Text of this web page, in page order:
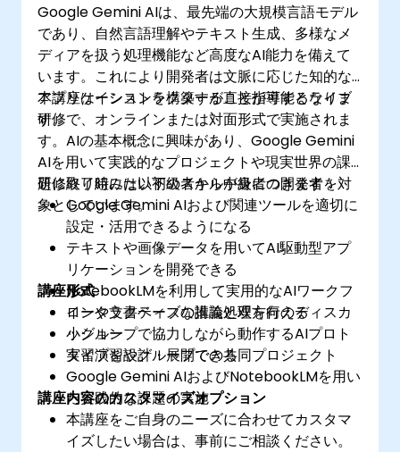
Google Gemini AIは、最先端の大規模言語モデル
であり、自然言語理解やテキスト生成、多様なメ
ディアを扱う処理機能など高度なAI能力を備えて
います。これにより開発者は文脈に応じた知的な
アプリケーションを構築することが可能となりま
す。
本講座はインストラクターが直接指導するライブ
研修で、オンラインまたは対面形式で実施されま
す。AIの基本概念に興味があり、Google Gemini
AIを用いて実践的なプロジェクトや現実世界の課
題に取り組みたい初級者から中級者の開発者を対
象としています。
研修終了時には以下のスキルが身につきます：
Google Gemini AIおよび関連ツールを適切に
設定・活用できるようになる
テキストや画像データを用いてAI駆動型アプ
リケーションを開発できる
NotebookLMを利用して実用的なAIワークフ
ローや文書ベースの推論処理を行える
小グループで協力しながら動作するAIプロト
タイプを設計・展開できる
講座形式
インタラクティブな講義と双方向のディスカ
ッション
実習演習やグループでの共同プロジェクト
Google Gemini AIおよびNotebookLMを用い
た実践的な課題の実施
講座内容のカスタマイズオプション
本講座をご自身のニーズに合わせてカスタマ
イズしたい場合は、事前にご相談ください。